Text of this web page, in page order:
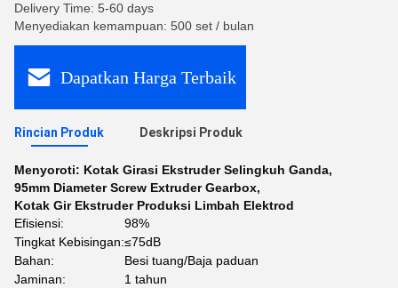
Delivery Time: 5-60 days
Menyediakan kemampuan: 500 set / bulan
Dapatkan Harga Terbaik
Rincian Produk Deskripsi Produk
Menyoroti: Kotak Girasi Ekstruder Selingkuh Ganda,
95mm Diameter Screw Extruder Gearbox,
Kotak Gir Ekstruder Produksi Limbah Elektrod
Efisiensi:
98%
Tingkat Kebisingan:≤75dB
Bahan:
Besi tuang/Baja paduan
Jaminan:
1 tahun